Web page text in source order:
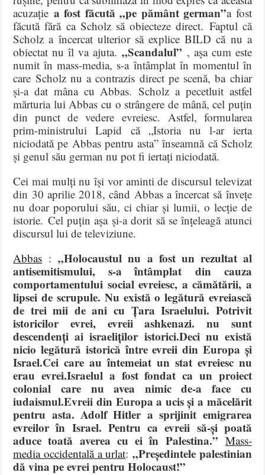
acuzație a fost făcută „pe pământ german”a fost
făcută fără ca Scholz să obiecteze direct. Faptul că
Scholz a încercat ulterior să explice BILD că nu a
obiectat nu îl va ajuta. „Scandalul” , așa cum este
numit în mass-media, s-a întâmplat în momentul în
care Scholz nu a contrazis direct pe scenă, ba chiar
și-a dat mâna cu Abbas. Scholz a pecetluit astfel
mărturia lui Abbas cu o strângere de mână, cel puțin
din punct de vedere evreiesc. Astfel, formularea
prim-ministrului Lapid că „Istoria nu l-ar ierta
niciodată pe Abbas pentru asta” înseamnă că Scholz
și genul său german nu pot fi iertați niciodată.
Cei mai mulți nu își vor aminti de discursul televizat
din 30 aprilie 2018, când Abbas a încercat să învețe
nu doar poporului său, ci chiar și lumii, o lecție de
istorie. Cel puțin așa și-a dorit să se înțeleagă atunci
discursul lui de televiziune.
Abbas :„Holocaustul nu a fost un rezultat al
antisemitismului, s-a întâmplat din cauza
comportamentului social evreiesc, a cămătării, a
lipsei de scrupule. Nu există o legătură evreiască
de trei mii de ani cu Țara Israelului. Potrivit
istoricilor evrei, evreii ashkenazi. nu sunt
descendenți ai israeliților istorici.Deci nu există
nicio legătură istorică între evreii din Europa și
Israel.Cei care au întemeiat un stat evreiesc nu
erau evrei.Israelul a fost fondat ca un proiect
colonial care nu avea nimic de-a face cu
iudaismul.Evreii din Europa a ucis și a măcelărit
pentru asta. Adolf Hitler a sprijinit emigrarea
evreilor în Israel. Pentru ca evreii să-și poată
aduce toată averea cu ei în Palestina.” Mass-
media occidentală a urlat:„Președintele palestinian
dă vina pe evrei pentru Holocaust!”